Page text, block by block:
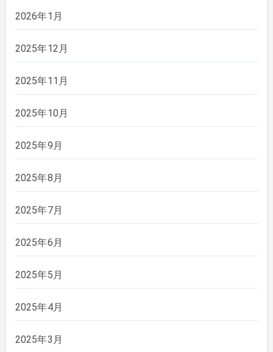
2026年1月
2025年12月
2025年11月
2025年10月
2025年9月
2025年8月
2025年7月
2025年6月
2025年5月
2025年4月
2025年3月